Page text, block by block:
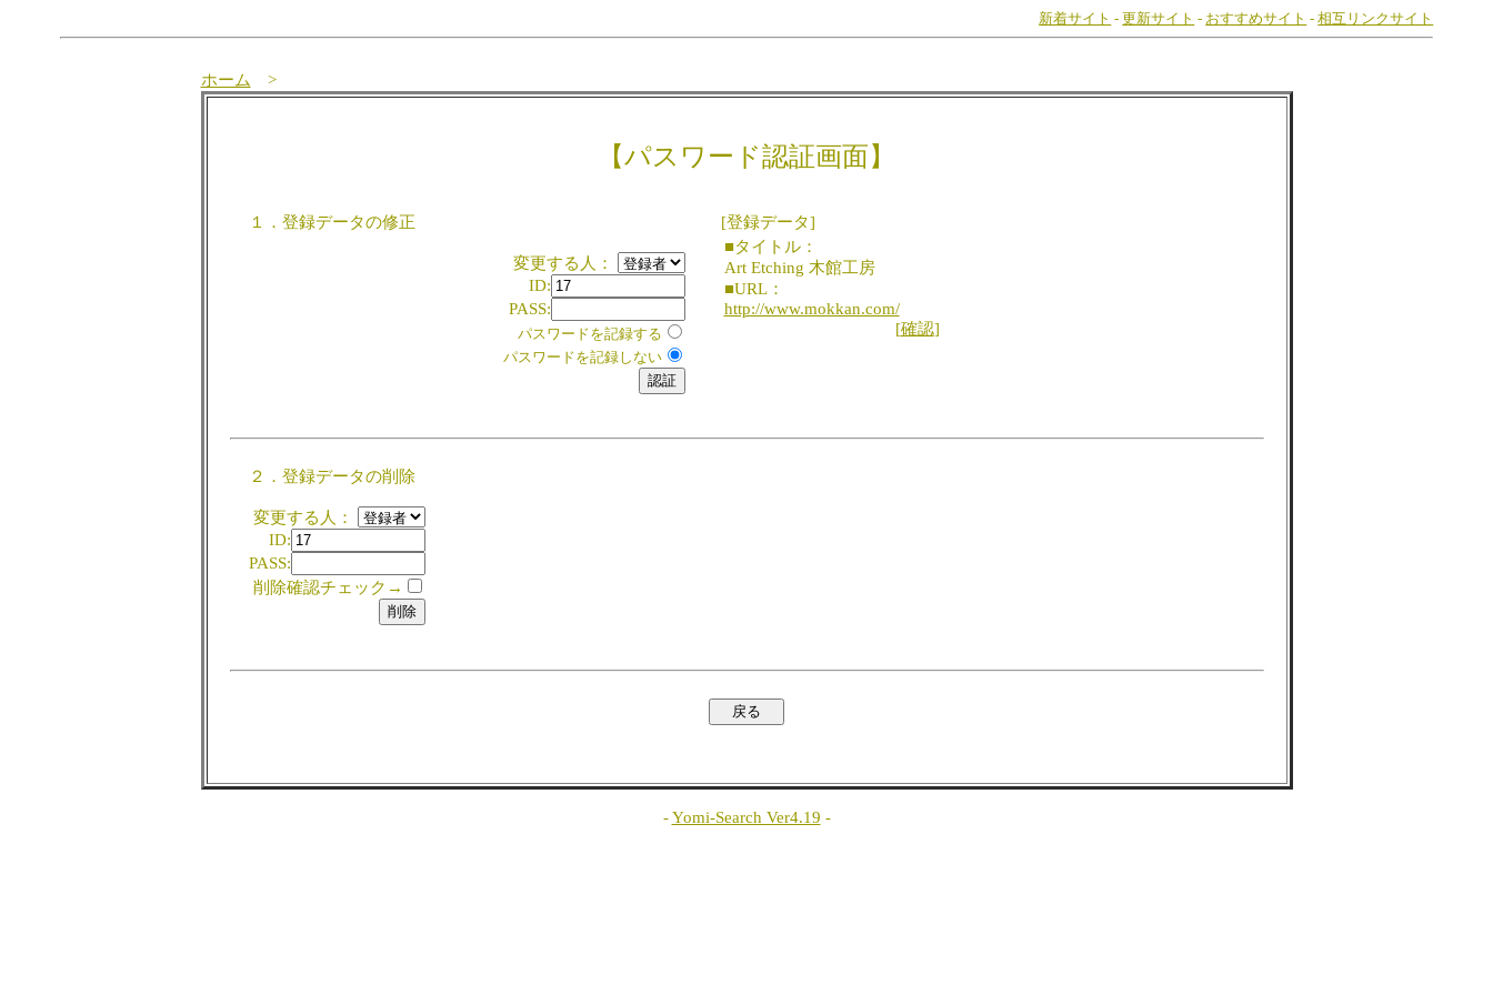
新着サイト -更新サイト - おすすめサイト -相互リンクサイト
ホーム >
【パスワード認証画面】
１．登録データの修正
変更する人：
ID:
PASS:
パスワードを記録する
パスワードを記録しない
[登録データ]
■タイトル：
Art Etching 木館工房
■URL：
http://www.mokkan.com/
[確認]
２．登録データの削除
変更する人：
ID:
PASS:
削除確認チェック→
-Yomi-Search Ver4.19 -